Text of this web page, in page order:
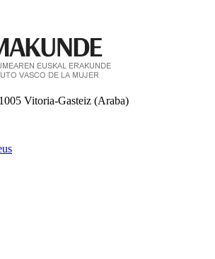
Vitoria-Gasteiz (Araba)